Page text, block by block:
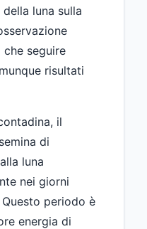
luna sulla
seguire
risultati
il
di
luna
nei giorni
periodo è
energia di